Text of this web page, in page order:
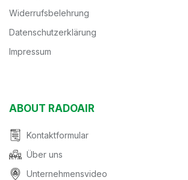
Widerrufsbelehrung
Datenschutzerklärung
Impressum
ABOUT RADOAIR
Kontaktformular
Über uns
Unternehmensvideo